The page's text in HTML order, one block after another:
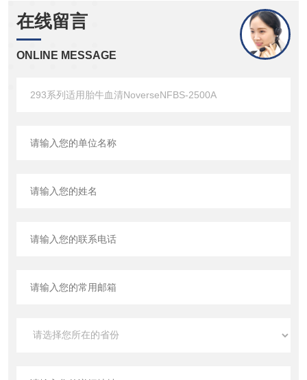
在线留言
ONLINE MESSAGE